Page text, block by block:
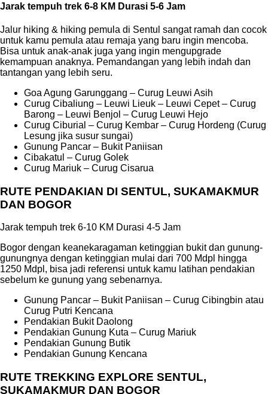
Jarak tempuh trek 6-8 KM Durasi 5-6 Jam
Jalur hiking & hiking pemula di Sentul sangat ramah dan cocok
untuk kamu pemula atau remaja yang baru ingin mencoba.
Bisa untuk anak-anak juga yang ingin mengupgrade
kemampuan anaknya. Pemandangan yang lebih indah dan
tantangan yang lebih seru.
Goa Agung Garunggang – Curug Leuwi Asih
Curug Cibaliung – Leuwi Lieuk – Leuwi Cepet – Curug
Barong – Leuwi Benjol – Curug Leuwi Hejo
Curug Ciburial – Curug Kembar – Curug Hordeng (Curug
Lesung jika susur sungai)
Gunung Pancar – Bukit Paniisan
Cibakatul – Curug Golek
Curug Mariuk – Curug Cisarua
RUTE PENDAKIAN DI SENTUL, SUKAMAKMUR
DAN BOGOR
Jarak tempuh trek 6-10 KM Durasi 4-5 Jam
Bogor dengan keanekaragaman ketinggian bukit dan gunung-
gunungnya dengan ketinggian mulai dari 700 Mdpl hingga
1250 Mdpl, bisa jadi referensi untuk kamu latihan pendakian
sebelum ke gunung yang sebenarnya.
Gunung Pancar – Bukit Paniisan – Curug Cibingbin atau
Curug Putri Kencana
Pendakian Bukit Daolong
Pendakian Gunung Kuta – Curug Mariuk
Pendakian Gunung Butik
Pendakian Gunung Kencana
RUTE TREKKING EXPLORE SENTUL,
SUKAMAKMUR DAN BOGOR